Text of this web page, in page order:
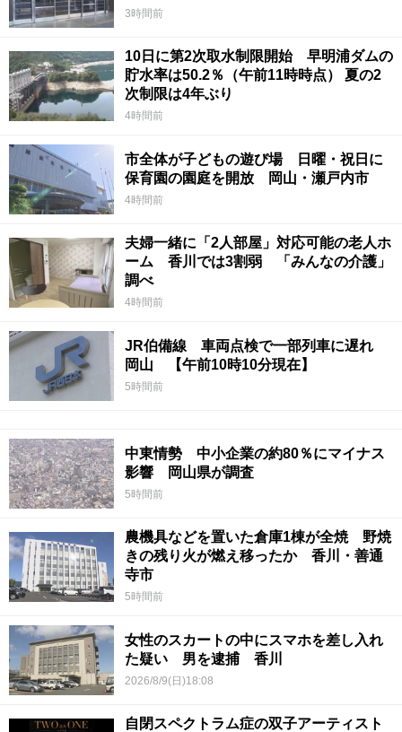
3時間前
10日に第2次取水制限開始 早明浦ダムの
貯水率は50.2％（午前11時時点） 夏の2
次制限は4年ぶり
4時間前
市全体が子どもの遊び場 日曜・祝日に
保育園の園庭を開放 岡山・瀬戸内市
4時間前
夫婦一緒に「2人部屋」対応可能の老人ホ
ーム 香川では3割弱 「みんなの介護」
調べ
4時間前
JR伯備線 車両点検で一部列車に遅れ
岡山 【午前10時10分現在】
5時間前
中東情勢 中小企業の約80％にマイナス
影響 岡山県が調査
5時間前
農機具などを置いた倉庫1棟が全焼 野焼
きの残り火が燃え移ったか 香川・善通
寺市
5時間前
女性のスカートの中にスマホを差し入れ
た疑い 男を逮捕 香川
2026/8/9(日)18:08
自閉スペクトラム症の双子アーティスト